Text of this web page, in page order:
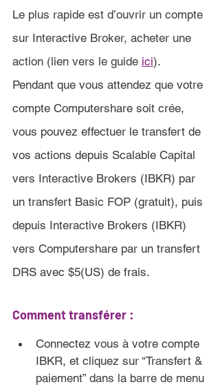
Le plus rapide est d’ouvrir un compte
sur Interactive Broker, acheter une
action (lien vers le guide ici).
Pendant que vous attendez que votre
compte Computershare soit crée,
vous pouvez effectuer le transfert de
vos actions depuis Scalable Capital
vers Interactive Brokers (IBKR) par
un transfert Basic FOP (gratuit), puis
depuis Interactive Brokers (IBKR)
vers Computershare par un transfert
DRS avec $5(US) de frais.
Comment transférer :
Connectez vous à votre compte
IBKR, et cliquez sur “Transfert &
paiement” dans la barre de menu